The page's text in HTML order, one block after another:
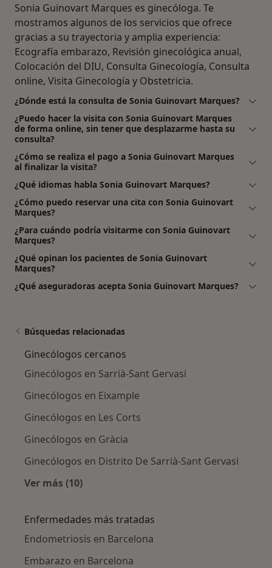
Sonia Guinovart Marques es ginecóloga. Te
mostramos algunos de los servicios que ofrece
gracias a su trayectoria y amplia experiencia:
Ecografía embarazo, Revisión ginecológica anual,
Colocación del DIU, Consulta Ginecología, Consulta
online, Visita Ginecología y Obstetricia.
¿Dónde está la consulta de Sonia Guinovart Marques?
¿Puedo hacer la visita con Sonia Guinovart Marques
de forma online, sin tener que desplazarme hasta su
consulta?
¿Cómo se realiza el pago a Sonia Guinovart Marques
al finalizar la visita?
¿Qué idiomas habla Sonia Guinovart Marques?
¿Cómo puedo reservar una cita con Sonia Guinovart
Marques?
¿Para cuándo podría visitarme con Sonia Guinovart
Marques?
¿Qué opinan los pacientes de Sonia Guinovart
Marques?
¿Qué aseguradoras acepta Sonia Guinovart Marques?
Búsquedas relacionadas
Ginecólogos cercanos
Ginecólogos en Sarrià-Sant Gervasi
Ginecólogos en Eixample
Ginecólogos en Les Corts
Ginecólogos en Gràcia
Ginecólogos en Distrito De Sarrià-Sant Gervasi
Ver más (10)
Enfermedades más tratadas
Endometriosis en Barcelona
Embarazo en Barcelona